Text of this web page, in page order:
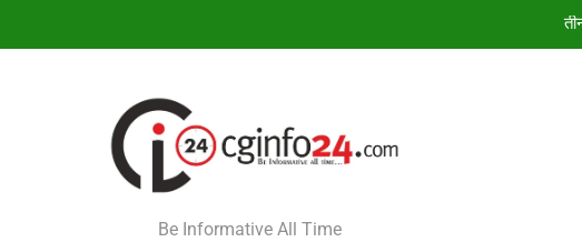
राष्ट्रीय टीम में चुनी गईं कांसाबेल की मधु सिदार और बोड़ला की गीता यादव खेलो इंडिया
आज का राशिफल 7 अगस्त 2026: इन राशियों की चमकेगी किस्मत, जानें
Be Informative All Time